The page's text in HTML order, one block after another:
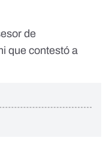
de
que contestó a